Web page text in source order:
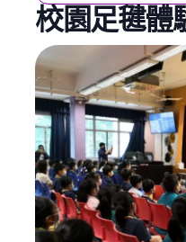
校園足毽體